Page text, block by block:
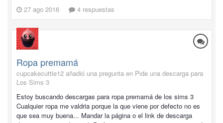
27 ago 2016
4 respuestas
Ropa premamá
cupcakecuttie12 añadió una pregunta en Pide una descarga para
Los Sims 3
Estoy buscando descargas para ropa premamá de los sims 3
Cualquier ropa me valdria porque la que viene por defecto no es
que sea muy buena... Mandar la página o el link de descarga